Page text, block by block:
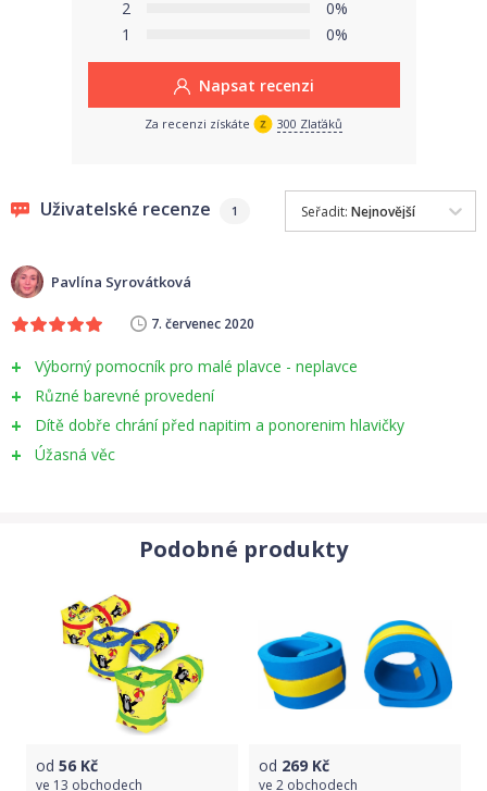
Certifikováno dle normy:
2
0%
1
0%
Napsat recenzi
Za recenzi získáte 300 Zlaťáků
Uživatelské recenze 1 Seřadit: Nejnovější
Pavlína Syrovátková
7. červenec 2020
Výborný pomocník pro malé plavce - neplavce
Různé barevné provedení
Dítě dobře chrání před napitim a ponorenim hlavičky
Úžasná věc
Podobné produkty
od 56 Kč
ve 13 obchodech
od 269 Kč
ve 2 obchodech